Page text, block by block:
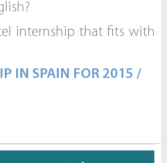
internship that fits with
IN SPAIN FOR 2015 /